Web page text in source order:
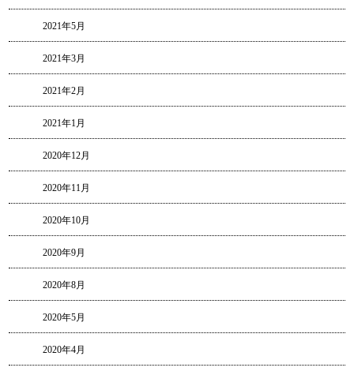
2021年5月
2021年3月
2021年2月
2021年1月
2020年12月
2020年11月
2020年10月
2020年9月
2020年8月
2020年5月
2020年4月